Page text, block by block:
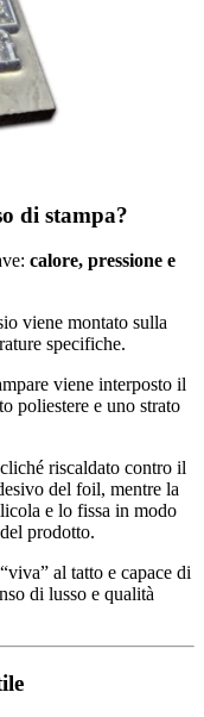
di stampa?
calore, pressione e
viene montato sulla
specifiche.
viene interposto il
poliestere e uno strato
riscaldato contro il
del foil, mentre la
e lo fissa in modo
prodotto.
al tatto e capace di
di lusso e qualità